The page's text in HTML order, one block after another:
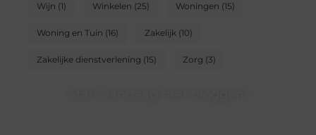
Wijn (1) Winkelen (25) Woningen (15)
Woning en Tuin (16) Zakelijk(10)
Zakelijke dienstverlening (15) Zorg (3)